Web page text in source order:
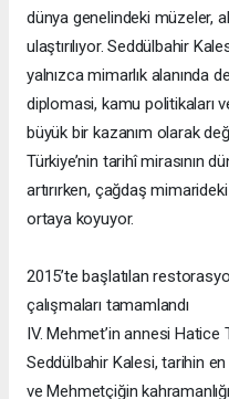
dünya genelindeki müzeler,
ulaştırılıyor. Seddülbahir
yalnızca mimarlık alanında
diplomasi, kamu politikaları
büyük bir kazanım olarak
Türkiye’nin tarihî mirasının
artırırken, çağdaş
ortaya koyuyor.
2015’te başlatılan
çalışmaları tamamlandı
IV. Mehmet’in annesi Hatice
Seddülbahir Kalesi, tarihin en
ve Mehmetçiğin